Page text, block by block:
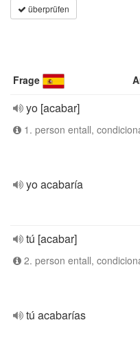
überprüfen
Frage
yo [acabar]
1. person entall,
yo acabaría
tú [acabar]
2. person entall,
tú acabarías